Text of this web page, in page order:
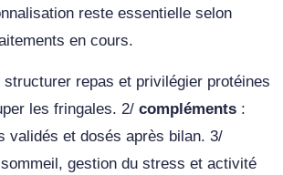
reste essentielle selon
en cours.
structurer repas et privilégier protéines
les fringales. 2/ compléments :
validés et dosés après bilan. 3/
gestion du stress et activité